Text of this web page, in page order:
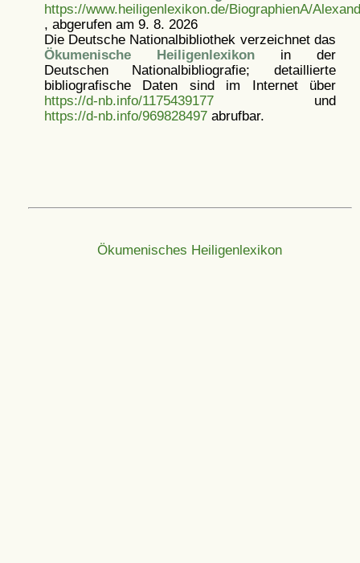
https://www.heiligenlexikon.de/BiographienA/
, abgerufen am 9. 8. 2026
Die Deutsche Nationalbibliothek verzeichnet das
Ökumenische Heiligenlexikonin der
Deutschen Nationalbibliografie; detaillierte
bibliografische Daten sind im Internet über
https://d-nb.info/1175439177und
https://d-nb.info/969828497abrufbar.
Ökumenisches Heiligenlexikon